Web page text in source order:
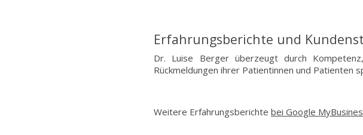
Erfahrungsberichte und
Dr. Luise Berger überzeugt durch
Rückmeldungen ihrer Patientinnen und Patienten
Weitere Erfahrungsberichte bei Google